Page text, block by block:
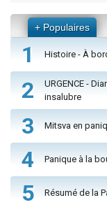
+ Populaires
1 Histoire - À
2
URGENCE -
insalubre
3 Mitsva en
4 Panique à la
5 Résumé de la